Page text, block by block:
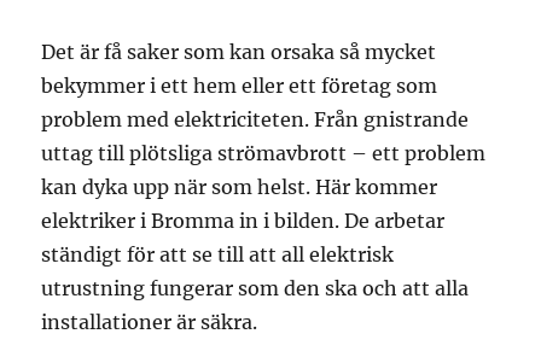
Det är få saker som kan orsaka så mycket
bekymmer i ett hem eller ett företag som
problem med elektriciteten. Från gnistrande
uttag till plötsliga strömavbrott – ett problem
kan dyka upp när som helst. Här kommer
elektriker i Bromma in i bilden. De arbetar
ständigt för att se till att all elektrisk
utrustning fungerar som den ska och att alla
installationer är säkra.